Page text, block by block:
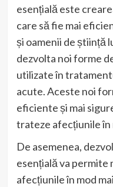
esențială este
care să fie mai
și oamenii de știință
dezvolta noi forme
utilizate în
acute. Aceste noi
eficiente și mai
trateze afecțiunile în
De asemenea,
esențială va permite
afecțiunile în mod